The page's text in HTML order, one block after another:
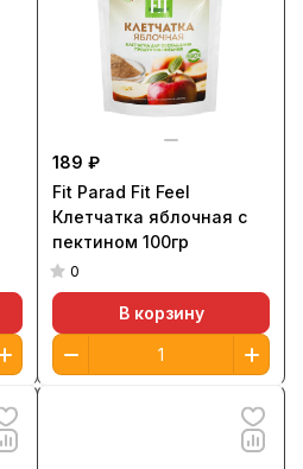
189 ₽
Fit Parad Fit Feel
Клетчатка яблочная с
пектином 100гр
0
В корзину